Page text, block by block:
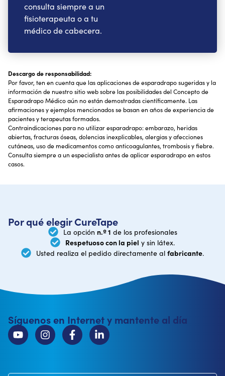
consulta siempre a un
fisioterapeuta o a tu
médico de cabecera.
Descargo de responsabilidad:
Por favor, ten en cuenta que las aplicaciones de esparadrapo sugeridas y la
información de nuestro sitio web sobre las posibilidades del Concepto de
Esparadrapo Médico aún no están demostradas científicamente. Las
afirmaciones y ejemplos mencionados se basan en años de experiencia de
pacientes y terapeutas formados.
Contraindicaciones para no utilizar esparadrapo: embarazo, heridas
abiertas, fracturas óseas, dolencias inexplicables, alergias y afecciones
cutáneas, uso de medicamentos como anticoagulantes, trombosis y fiebre.
Consulta siempre a un especialista antes de aplicar esparadrapo en estos
casos.
Por qué elegir CureTape
La opción n.º 1 de los profesionales
Respetuoso con la piel y sin látex.
Usted realiza el pedido directamente al fabricante.
Síguenos en Internet y mantente al día